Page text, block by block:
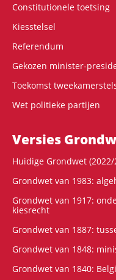
Constitutionele toetsing
Kiesstelsel
Referendum
Gekozen minister-
Toekomst
Wet politieke partijen
Versies
Huidige Grondwet (2022/
Grondwet van 1983:
Grondwet van 1917:
kiesrecht
Grondwet van 1887:
Grondwet van 1848:
Grondwet van 1840: